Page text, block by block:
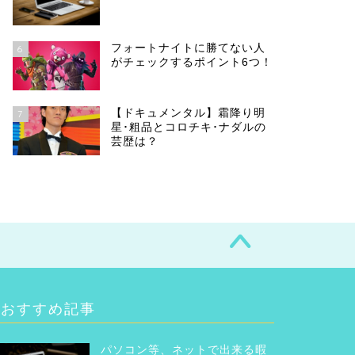
6
フォートナイトに勝てない人
がチェックするポイント6つ！
7
【ドキュメンタル】霜降り明
星･粗品とコロチキ･ナダルの
芸歴は？
おすすめ記事
パソコン等、ネットで出来る暇